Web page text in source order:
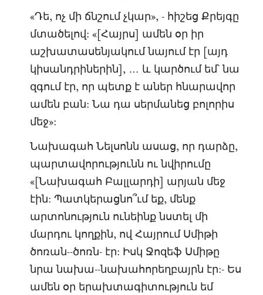
«Դե, ոչ մի ճնշում չկար», - հիշեց Քրեյգը
մտածելով: «[Հայրս] ամեն օր իր
աշխատասենյակում նայում էր [այդ
կիսանդրիներին], … և կարծում եմ՝ նա
զգում էր, որ պետք է աներ հնարավոր
ամեն բան: Նա դա սերմանեց բոլորիս
մեջ»:
Նախագահ Նելսոնն ասաց, որ դարձը,
պարտավորությունն ու նվիրումը
«[Նախագահ Բալլարդի] արյան մեջ
էին: Պատկերացնո՞ւմ եք, մենք
արտոնություն ունեինք նստել մի
մարդու կողքին, ով Հայրում Սմիթի
ծոռան‑-ծոռն‑ էր: Իսկ Ջոզեֆ Սմիթը
նրա նախա-‑նախահորեղբայրն էր:‑ Ես
ամեն օր երախտագիտություն եմ